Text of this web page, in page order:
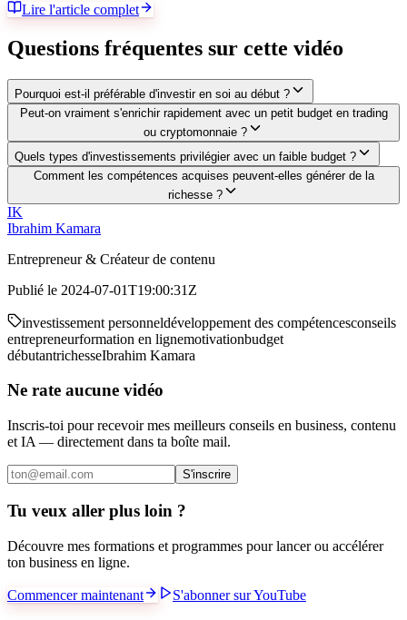
Lire l'article complet
Questions fréquentes sur cette vidéo
Pourquoi est-il préférable d'investir en soi au début ?
Peut-on vraiment s'enrichir rapidement avec un petit budget en trading
ou cryptomonnaie ?
Quels types d'investissements privilégier avec un faible budget ?
Comment les compétences acquises peuvent-elles générer de la
richesse ?
IK
Ibrahim Kamara
Entrepreneur & Créateur de contenu
Publié le 2024-07-01T19:00:31Z
investissement personneldéveloppement des compétencesconseils
entrepreneurformation en lignemotivationbudget
débutantrichesseIbrahim Kamara
Ne rate aucune vidéo
Inscris-toi pour recevoir mes meilleurs conseils en business, contenu
et IA — directement dans ta boîte mail.
S'inscrire
Tu veux aller plus loin ?
Découvre mes formations et programmes pour lancer ou accélérer
ton business en ligne.
Commencer maintenant S'abonner sur YouTube